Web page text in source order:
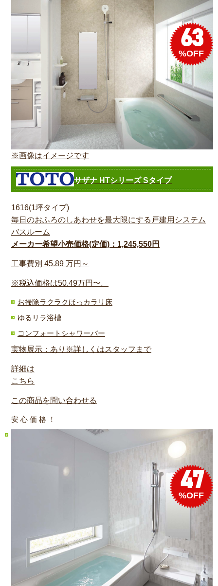
63
%OFF
※画像はイメージです
サザナ HTシリーズ Sタイプ
1616(1坪タイプ)
毎日のおふろのしあわせを最大限にする戸建用システム
バスルーム
メーカー希望小売価格(定価)：1,245,550円
工事費別 45.89 万円～
※税込価格は50.49万円〜。
お掃除ラクラクほっカラリ床
ゆるリラ浴槽
コンフォートシャワーバー
実物展示：あり※詳しくはスタッフまで
詳細は
こちら
この商品を問い合わせる
安 心 価 格 ！
47
%OFF